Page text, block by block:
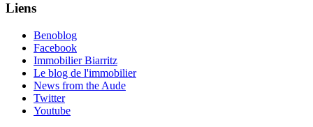
Liens
Benoblog
Facebook
Immobilier Biarritz
Le blog de l'immobilier
News from the Aude
Twitter
Youtube